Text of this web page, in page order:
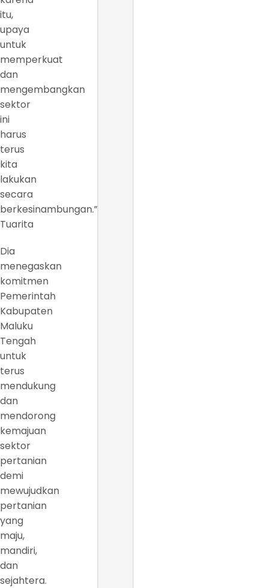
itu,
upaya
untuk
memperkuat
dan
mengembangkan
sektor
ini
harus
terus
kita
lakukan
secara
berkesinambungan.”Kata
Tuarita
Dia
menegaskan
komitmen
Pemerintah
Kabupaten
Maluku
Tengah
untuk
terus
mendukung
dan
mendorong
kemajuan
sektor
pertanian
demi
mewujudkan
pertanian
yang
maju,
mandiri,
dan
sejahtera.